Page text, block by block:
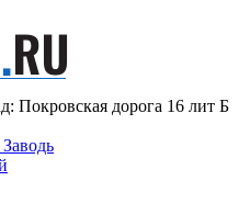
Покровская дорога 16 лит Б